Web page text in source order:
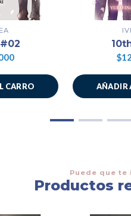
CARRO AÑADIR
Puede que te
Productos